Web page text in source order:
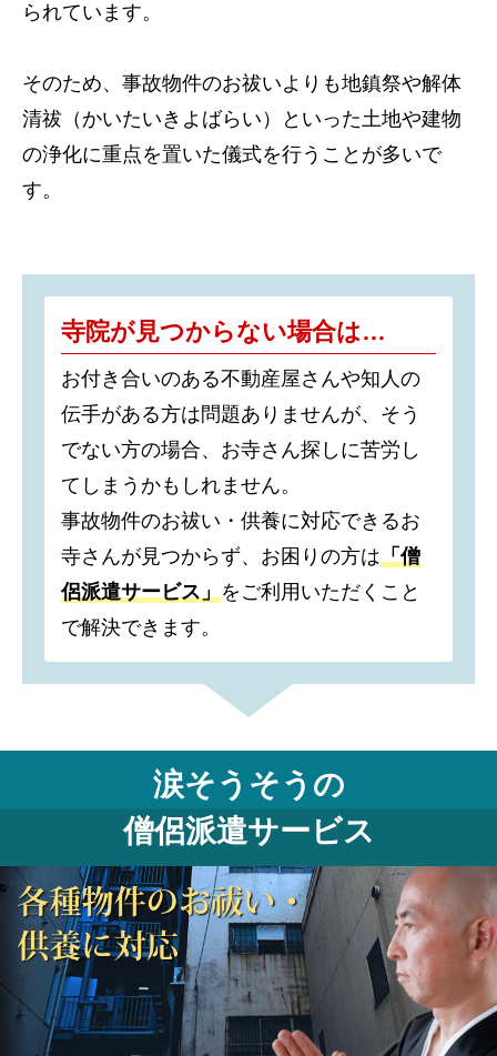
られています。
そのため、事故物件のお祓いよりも地鎮祭や解体
清祓（かいたいきよばらい）といった土地や建物
の浄化に重点を置いた儀式を行うことが多いで
す。
寺院が見つからない場合は…
お付き合いのある不動産屋さんや知人の
伝手がある方は問題ありませんが、そう
でない方の場合、お寺さん探しに苦労し
てしまうかもしれません。
事故物件のお祓い・供養に対応できるお
寺さんが見つからず、お困りの方は「僧
侶派遣サービス」をご利用いただくこと
で解決できます。
涙そうそうの
僧侶派遣サービス